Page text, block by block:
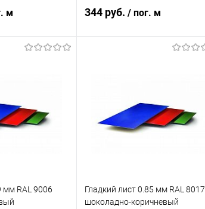
м
Под заказ
344 руб. / пог. м
В избранное Под заказ
мм RAL 9006
Гладкий лист 0.85 мм RAL 8017
шоколадно-коричневый